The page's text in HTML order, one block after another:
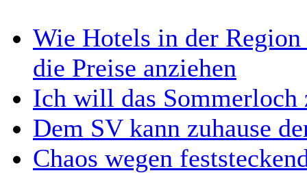
Wie Hotels in der
die Preise anziehen
Ich will das Sommerloch
Dem SV kann zuhause
Chaos wegen